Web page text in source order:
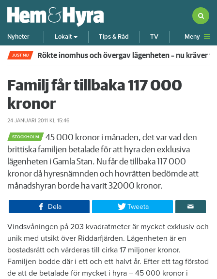
Nyheter Lokalt Tips & Råd TV Meny
JUST NU Rökte inomhus och övergav lägenheten – nu kräver
Familj får tillbaka 117 000
kronor
24 JANUARI 2011 KL 15:46
STOCKHOLM
45 000 kronor i månaden, det var vad den
brittiska familjen betalade för att hyra den exklusiva
lägenheten i Gamla Stan. Nu får de tillbaka 117 000
kronor då hyresnämnden och hovrätten bedömde att
månadshyran borde ha varit 32000 kronor.
Dela Tweeta
Vindsvåningen på 203 kvadratmeter är mycket exklusiv och
unik med utsikt över Riddarfjärden. Lägenheten är en
bostadsrätt och värderas till cirka 17 miljoner kronor.
Familjen bodde där i ett och ett halvt år. Efter ett tag förstod
de att de betalade för mycket i hyra – 45 000 kronor i